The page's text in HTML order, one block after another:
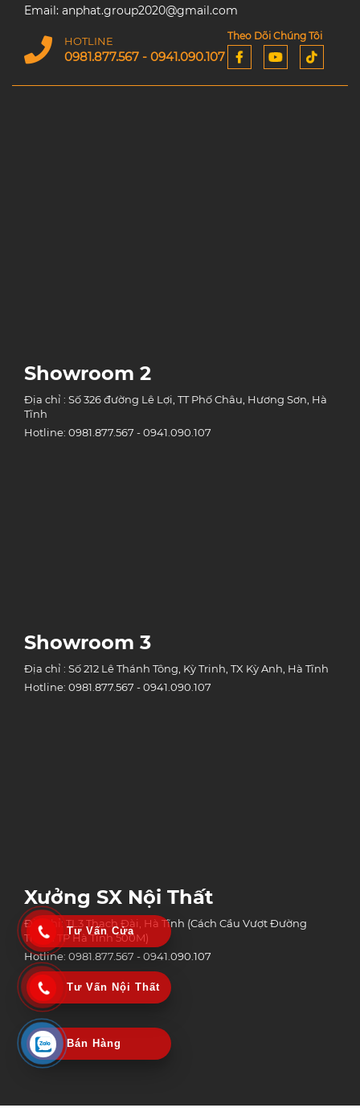
Email: anphat.group2020@gmail.com
HOTLINE
0981.877.567 - 0941.090.107
Theo Dõi Chúng Tôi
Showroom 2
Địa chỉ : Số 326 đường Lê Lợi, TT Phố Châu, Hương Sơn, Hà
Tĩnh
Hotline: 0981.877.567 - 0941.090.107
Showroom 3
Địa chỉ : Số 212 Lê Thánh Tông, Kỳ Trinh, TX Kỳ Anh, Hà Tĩnh
Hotline: 0981.877.567 - 0941.090.107
Xưởng SX Nội Thất
Địa chỉ: TL3 Thạch Đài, Hà Tĩnh (Cách Cầu Vượt Đường
Tránh TP Hà Tĩnh 500M)
Hotline: 0981.877.567 - 0941.090.107
Tư Vấn Cửa
Tư Vấn Nội Thất
Bán Hàng